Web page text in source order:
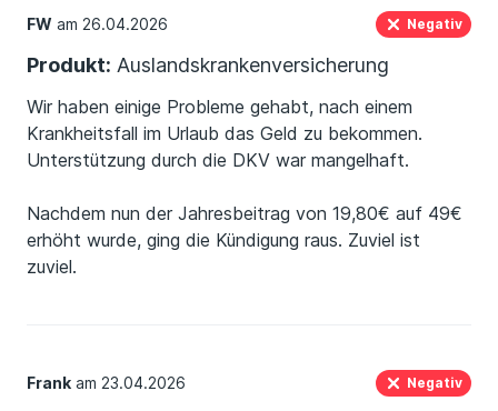
FW am 26.04.2026 Negativ
Produkt: Auslandskrankenversicherung
Wir haben einige Probleme gehabt, nach einem
Krankheitsfall im Urlaub das Geld zu bekommen.
Unterstützung durch die DKV war mangelhaft.
Nachdem nun der Jahresbeitrag von 19,80€ auf 49€
erhöht wurde, ging die Kündigung raus. Zuviel ist
zuviel.
Frank am 23.04.2026 Negativ